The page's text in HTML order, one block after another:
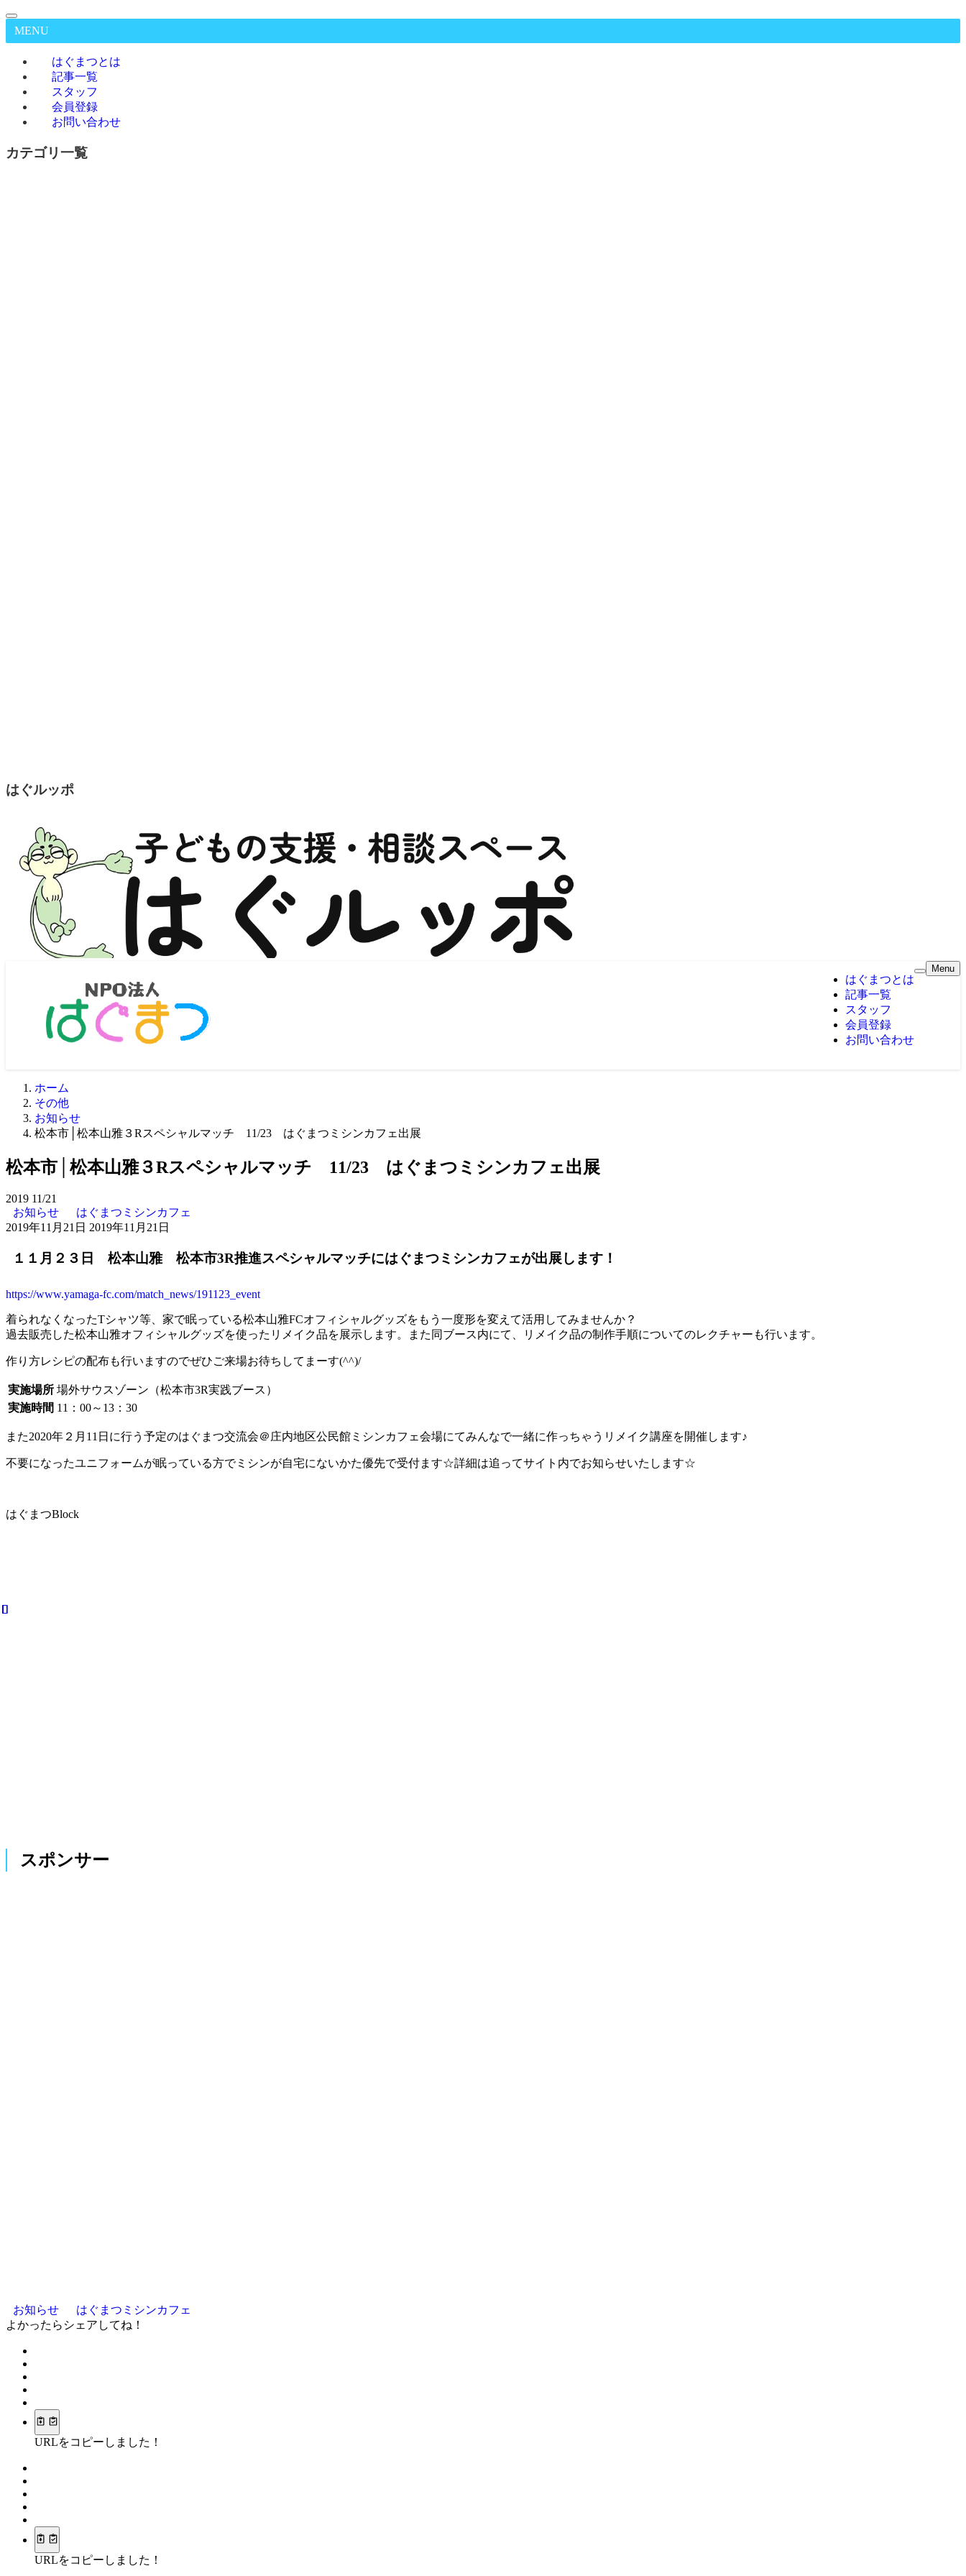
MENU
はぐまつとは
記事一覧
スタッフ
会員登録
お問い合わせ
カテゴリ一覧
はぐルッポ
はぐまつとは
記事一覧
スタッフ
会員登録
お問い合わせ
Menu
ホーム
その他
お知らせ
松本市│松本山雅３Rスペシャルマッチ 11/23 はぐまつミシンカフェ出展
松本市│松本山雅３Rスペシャルマッチ 11/23 はぐまつミシンカフェ出展
2019 11/21
お知らせ
はぐまつミシンカフェ
2019年11月21日 2019年11月21日
１１月２３日 松本山雅 松本市3R推進スペシャルマッチにはぐまつミシンカフェが出展します！
https://www.yamaga-fc.com/match_news/191123_event
着られなくなったTシャツ等、家で眠っている松本山雅FCオフィシャルグッズをもう一度形を変えて活用してみませんか？
過去販売した松本山雅オフィシャルグッズを使ったリメイク品を展示します。また同ブース内にて、リメイク品の制作手順についてのレクチャーも行います。
作り方レシピの配布も行いますのでぜひご来場お待ちしてまーす(^^)/
実施場所 場外サウスゾーン（松本市3R実践ブース）
実施時間 11：00～13：30
また2020年２月11日に行う予定のはぐまつ交流会＠庄内地区公民館ミシンカフェ会場にてみんなで一緒に作っちゃうリメイク講座を開催します♪
不要になったユニフォームが眠っている方でミシンが自宅にないかた優先で受付ます☆詳細は追ってサイト内でお知らせいたします☆
はぐまつBlock
スポンサー
お知らせ
はぐまつミシンカフェ
よかったらシェアしてね！
URLをコピーしました！
URLをコピーしました！